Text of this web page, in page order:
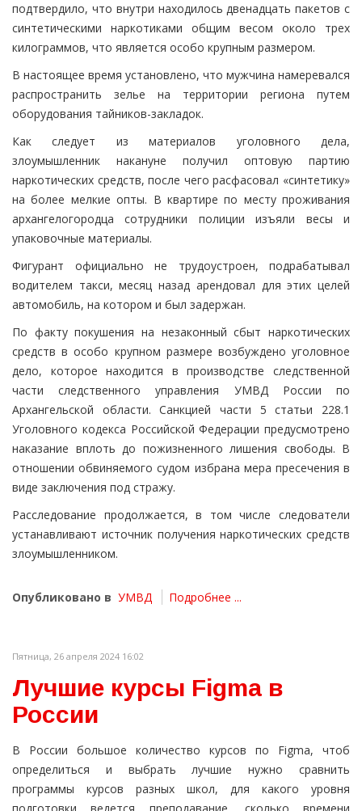
подтвердило, что внутри находилось двенадцать пакетов с
синтетическими наркотиками общим весом около трех
килограммов, что является особо крупным размером.
В настоящее время установлено, что мужчина намеревался
распространить зелье на территории региона путем
оборудования тайников-закладок.
Как следует из материалов уголовного дела,
злоумышленник накануне получил оптовую партию
наркотических средств, после чего расфасовал «синтетику»
на более мелкие опты. В квартире по месту проживания
архангелогородца сотрудники полиции изъяли весы и
упаковочные материалы.
Фигурант официально не трудоустроен, подрабатывал
водителем такси, месяц назад арендовал для этих целей
автомобиль, на котором и был задержан.
По факту покушения на незаконный сбыт наркотических
средств в особо крупном размере возбуждено уголовное
дело, которое находится в производстве следственной
части следственного управления УМВД России по
Архангельской области. Санкцией части 5 статьи 228.1
Уголовного кодекса Российской Федерации предусмотрено
наказание вплоть до пожизненного лишения свободы. В
отношении обвиняемого судом избрана мера пресечения в
виде заключения под стражу.
Расследование продолжается, в том числе следователи
устанавливают источник получения наркотических средств
злоумышленником.
Опубликовано в УМВД Подробнее ...
Пятница, 26 апреля 2024 16:02
Лучшие курсы Figma в
России
В России большое количество курсов по Figma, чтоб
определиться и выбрать лучшие нужно сравнить
программы курсов разных школ, для какого уровня